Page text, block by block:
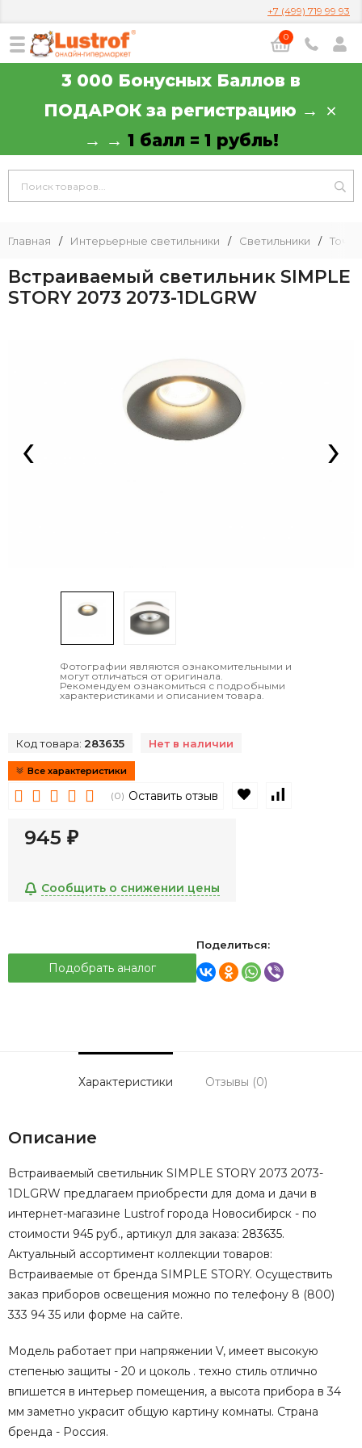
+7 (499) 719 99 93
0
3 000 Бонусных Баллов в
ПОДАРОК за регистрацию →
→ → 1 балл = 1 рубль!
Главная / Интерьерные светильники / Светильники /
Встраиваемый светильник SIMPLE
STORY 2073 2073-1DLGRW
‹ ›
Фотографии являются ознакомительными и
могут отличаться от оригинала.
Рекомендуем ознакомиться с подробными
характеристиками и описанием товара.
Код товара: 283635 Нет в наличии
Все характеристики
(0) Оставить отзыв В избранное
945 ₽
Сообщить о снижении цены
Подобрать аналог
Поделиться:
Характеристики Отзывы (0)
Описание
Встраиваемый светильник SIMPLE STORY 2073 2073-
1DLGRW предлагаем приобрести для дома и дачи в
интернет-магазине Lustrof города Новосибирск - по
стоимости 945 руб., артикул для заказа: 283635.
Актуальный ассортимент коллекции товаров:
Встраиваемые от бренда SIMPLE STORY. Осуществить
заказ приборов освещения можно по телефону 8 (800)
333 94 35 или форме на сайте.
Модель работает при напряжении V, имеет высокую
степенью защиты - 20 и цоколь . техно стиль отлично
впишется в интерьер помещения, а высота прибора в 34
мм заметно украсит общую картину комнаты. Страна
бренда - Россия.